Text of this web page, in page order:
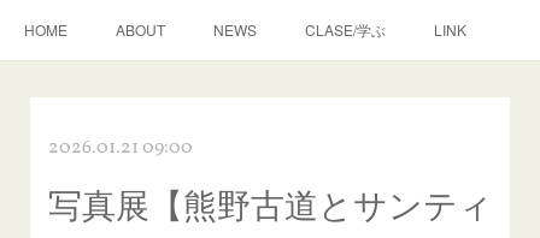
HOME ABOUT NEWS CLASE/学ぶ LINK
2026.01.21 09:00
写真展【熊野古道とサンティ